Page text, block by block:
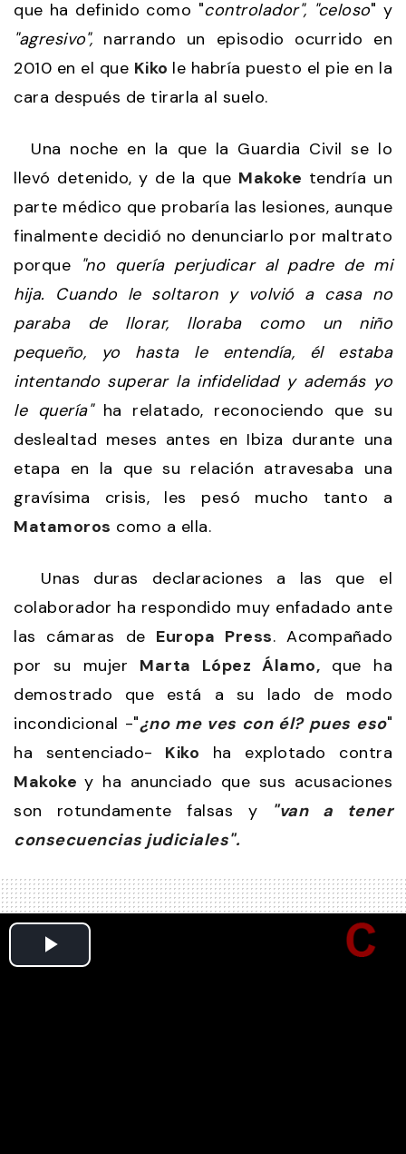
que ha definido como "controlador", "celoso" y
"agresivo", narrando un episodio ocurrido en
2010 en el que Kiko le habría puesto el pie en la
cara después de tirarla al suelo.
Una noche en la que la Guardia Civil se lo
llevó detenido, y de la que Makoke tendría un
parte médico que probaría las lesiones, aunque
finalmente decidió no denunciarlo por maltrato
porque "no quería perjudicar al padre de mi
hija. Cuando le soltaron y volvió a casa no
paraba de llorar, lloraba como un niño
pequeño, yo hasta le entendía, él estaba
intentando superar la infidelidad y además yo
le quería" ha relatado, reconociendo que su
deslealtad meses antes en Ibiza durante una
etapa en la que su relación atravesaba una
gravísima crisis, les pesó mucho tanto a
Matamoros como a ella.
Unas duras declaraciones a las que el
colaborador ha respondido muy enfadado ante
las cámaras de Europa Press. Acompañado
por su mujer Marta López Álamo, que ha
demostrado que está a su lado de modo
incondicional -"¿no me ves con él? pues eso"
ha sentenciado- Kiko ha explotado contra
Makokey ha anunciado que sus acusaciones
son rotundamente falsas y
"van a tener
consecuencias judiciales".